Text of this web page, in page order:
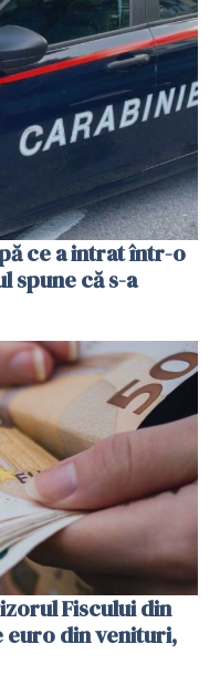
ce a intrat într-o
spune că s-a
Fiscului din
euro din venituri,